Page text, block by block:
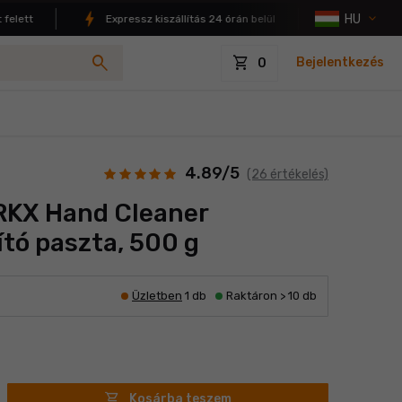
Expressz kiszállítás 24 órán belül 4.9/5
HU
search shopping_cart 0 Bejelentkezés
4.89/5 (26 értékelés)
Hand Cleaner
paszta, 500 g
Üzletben 1 db Raktáron > 10 db
Kosárba teszem